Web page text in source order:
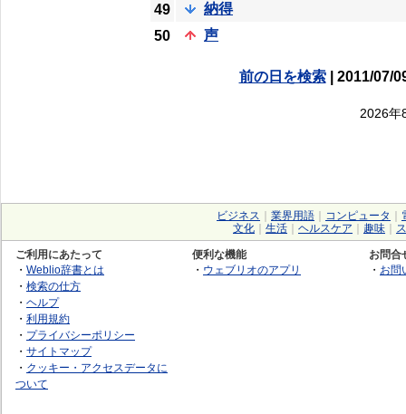
49
納得
50
声
前の日を検索| 2011/07/
2026年
ビジネス 業界用語 コンピュータ
文化
生活 ヘルスケア 趣味
ご利用にあたって
・ Weblio辞書とは
・ 検索の仕方
・ ヘルプ
・ 利用規約
・ プライバシーポリシー
・ サイトマップ
・ クッキー・アクセスデータに
ついて
便利な機能
・ ウェブリオのアプリ
お問合
・ お問